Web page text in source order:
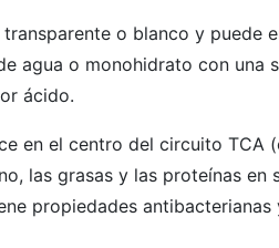
o blanco y puede
agua o monohidrato con una
ácido.
en el centro del circuito
las grasas y las proteínas
propiedades